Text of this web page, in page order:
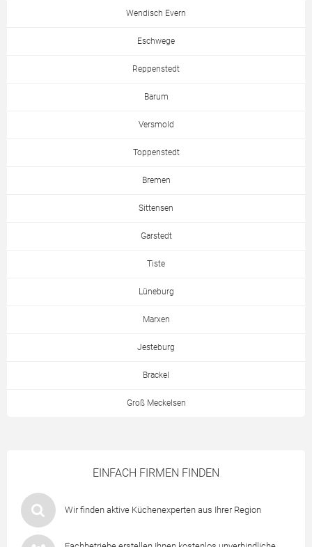
EINFACH FIRMEN FINDEN
Wir finden aktive Küchenexperten aus Ihrer Region
Wendisch Evern
Eschwege
Reppenstedt
Barum
Versmold
Toppenstedt
Bremen
Sittensen
Garstedt
Tiste
Lüneburg
Marxen
Jesteburg
Brackel
Groß Meckelsen